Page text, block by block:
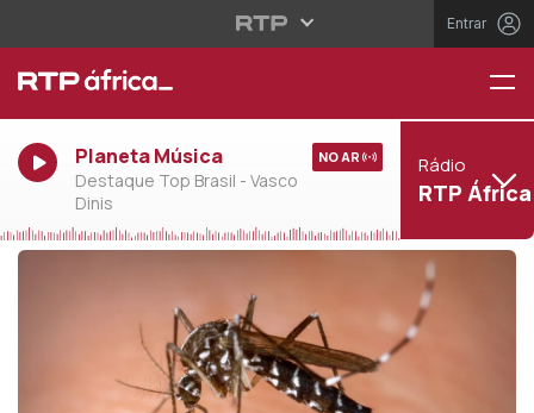
Entrar
Planeta Música
Destaque Top Brasil - Vasco
Dinis
NO AR Rádio
RTP África